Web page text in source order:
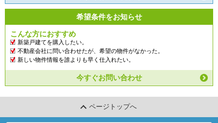
希望条件をお知らせ
こんな方におすすめ
新築戸建てを購入したい。
不動産会社に問い合わせたが、希望の物件がなかった。
新しい物件情報を誰よりも早く仕入れたい。
今すぐお問い合わせ
ページトップへ